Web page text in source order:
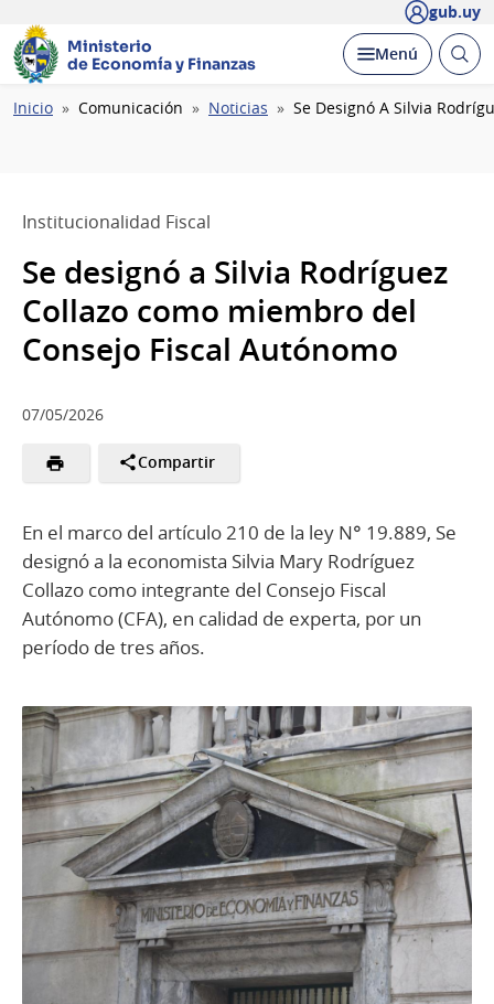
gub.uy
Ministerio
de Economía y Finanzas
Desplegar
Menú Abrir
Ruta
Inicio Comunicación Noticias Se Designó A Silvia
Institucionalidad Fiscal
Se designó a Silvia Rodríguez
Collazo como miembro del
Consejo Fiscal Autónomo
07/05/2026
Compartir
En el marco del artículo 210 de la ley N° 19.889, Se
designó a la economista Silvia Mary Rodríguez
Collazo como integrante del Consejo Fiscal
Autónomo (CFA), en calidad de experta, por un
período de tres años.